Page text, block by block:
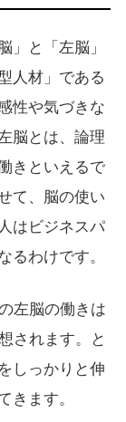
」と「左脳」
人材」である
性や気づきな
脳とは、論理
きといえるで
て、脳の使い
はビジネスパ
るわけです。
左脳の働きは
されます。と
しっかりと伸
きます。